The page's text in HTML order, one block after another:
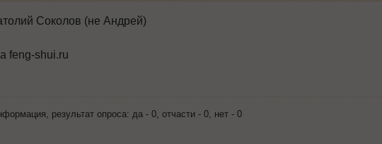
Соколов (не Андрей)
feng-shui.ru
результат опроса: да - 0, отчасти - 0, нет - 0